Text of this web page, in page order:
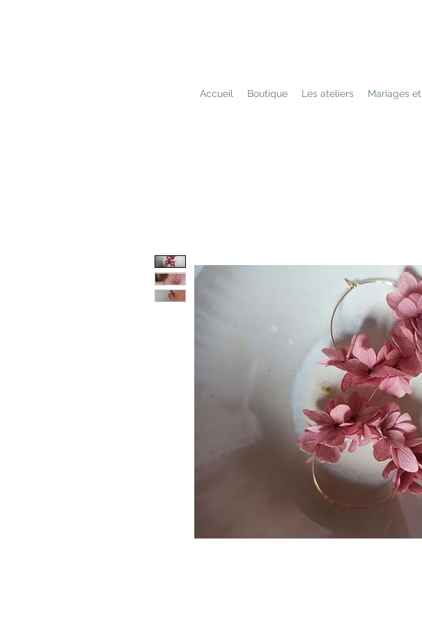
Accueil Boutique Les ateliers Mariages